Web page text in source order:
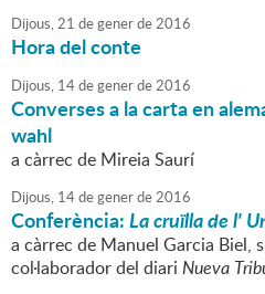
Dijous,21 degenerde2016
Hora del conte
Dijous, 14degenerde2016
Converses a la carta en
wahl
a càrrec de Mireia Saurí
Dijous, 14degenerde2016
Conferència:La cruïlla de l'
a càrrec de Manuel Garcia Biel,
col·laborador del diari Nueva